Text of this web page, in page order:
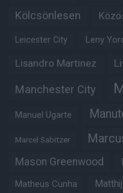
Kölcsönlesen
Leicester City Leny
Lisandro Martinez
Manchester City
Manuel Ugarte
Marcel Sabitzer
Mason Greenwood
Matheus Cunha